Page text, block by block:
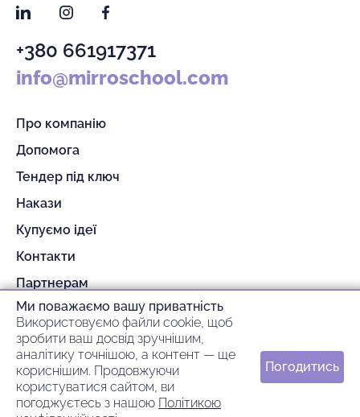
LinkedInInstagramFacebook
+380 661917371
info@mirroschool.com
Про компанію
Допомога
Тендер під ключ
Накази
Купуємо ідеї
Контакти
Партнерам
Гарантія та повернення
Оплата та доставка
© 2026 mirroschool
Ми поважаємо вашу приватність
Використовуємо файли cookie, щоб
зробити ваш досвід зручнішим,
аналітику точнішою, а контент — ще
кориснішим. Продовжуючи
користуватися сайтом, ви
погоджуєтесь з нашою Політикою
Погодитись